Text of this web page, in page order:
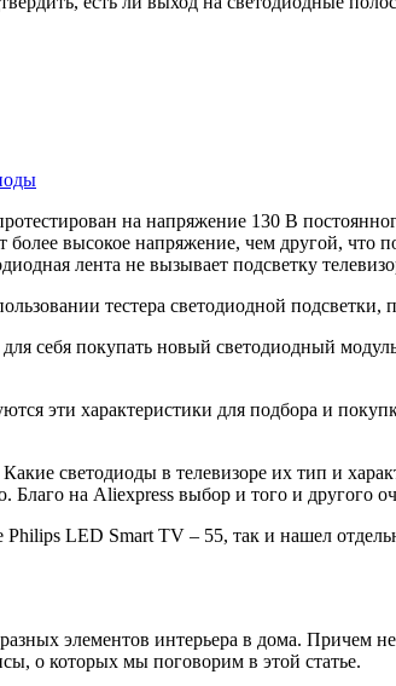
на напряжение 130 В
высокое напряжение, чем другой, что
лента не вызывает подсветку
тестера светодиодной подсветки,
себя покупать новый светодиодный
эти характеристики для подбора и
светодиоды в телевизоре их тип и
на Aliexpress выбор и того и другого
LED Smart TV – 55, так и нашел
элементов интерьера в дома. Причем
о которых мы поговорим в этой статье.